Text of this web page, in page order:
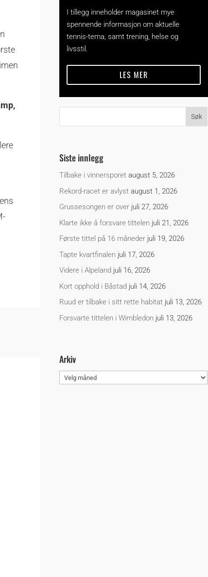
I tillegg inneholder magasinet mye
spennende informasjon om aktuelle
tennis-tema, samt trening, helse og
livsstil.
LES MER
Siste innlegg
Tilbake i vinnersporet august 5, 2026
Rekord-racet er avlyst august 1, 2026
Grussesongen er over juli 27, 2026
Klarte ikke å forsvare tittelen juli 21, 2026
Første tittel på 16 måneder juli 19, 2026
Tapte kvartfinalen juli 17, 2026
Videre i Alpeland juli 16, 2026
Kort opphold i Båstad juli 14, 2026
Ruud er tilbake i sitt rette habitat juli 13, 2026
Forsvarte tittelen i Wimbledon juli 13, 2026
Arkiv
Arkiv